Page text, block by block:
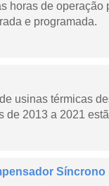
horas de
e programada.
usinas térmicas
de 2013 a 2021
Síncrono